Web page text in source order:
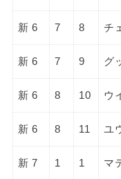
新 6 7 8 チ
新 6 7 9 グ
新 6 8 10 ウ
新 6 8 11 ユ
新 7 1 1 マ